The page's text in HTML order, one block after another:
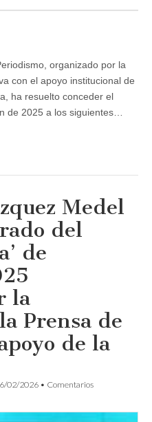
organizado por la
con el apoyo institucional de
ha resuelto conceder el
de 2025 a los siguientes…
Medel
del
de
la
Prensa de
de la
02/2026 • Comentarios